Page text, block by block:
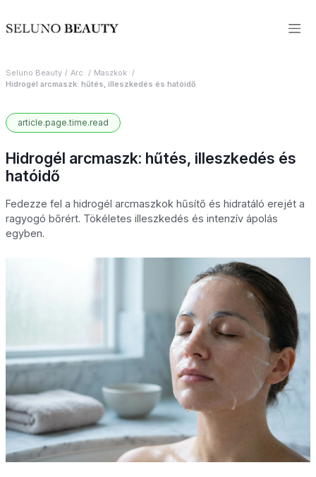
Seluno Beauty Arc
Maszkok
Hidrogél arcmaszk: hűtés, illeszkedés és hatóidő
article.page.time.read
Hidrogél arcmaszk: hűtés, illeszkedés és
hatóidő
Fedezze fel a hidrogél arcmaszkok hűsítő és hidratáló erejét a
ragyogó bőrért. Tökéletes illeszkedés és intenzív ápolás
egyben.